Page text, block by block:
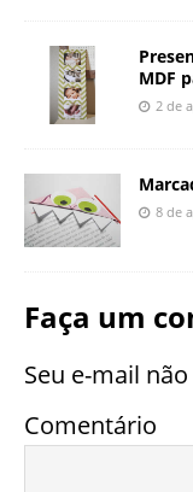
MDF
2 de
8 de
Faça um
Seu e-mail
Comentário